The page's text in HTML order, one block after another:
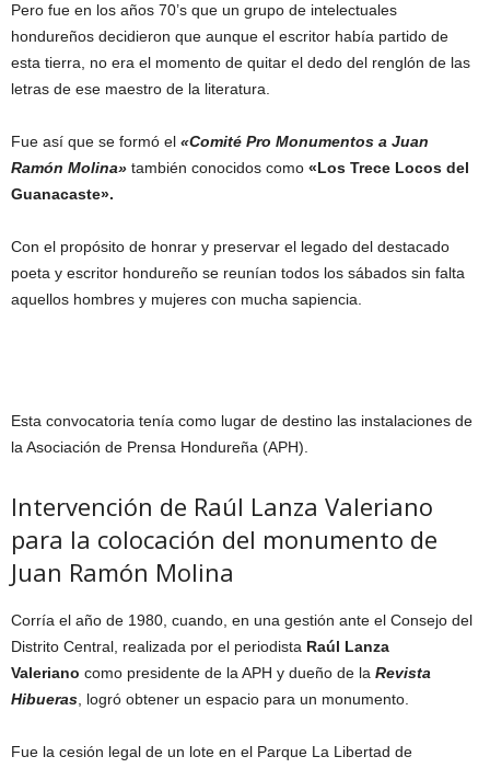
Pero fue en los años 70’s que un grupo de intelectuales
hondureños decidieron que aunque el escritor había partido de
esta tierra, no era el momento de quitar el dedo del renglón de las
letras de ese maestro de la literatura.
Fue así que se formó el «Comité Pro Monumentos a Juan
Ramón Molina» también conocidos como «Los Trece Locos del
Guanacaste».
Con el propósito de honrar y preservar el legado del destacado
poeta y escritor hondureño se reunían todos los sábados sin falta
aquellos hombres y mujeres con mucha sapiencia.
Esta convocatoria tenía como lugar de destino las instalaciones de
la Asociación de Prensa Hondureña (APH).
Intervención de Raúl Lanza Valeriano
para la colocación del monumento de
Juan Ramón Molina
Corría el año de 1980, cuando, en una gestión ante el Consejo del
Distrito Central, realizada por el periodista Raúl Lanza
Valeriano como presidente de la APH y dueño de la Revista
Hibueras , logró obtener un espacio para un monumento.
Fue la cesión legal de un lote en el Parque La Libertad de